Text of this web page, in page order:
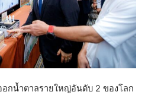
อกน้ำตาลรายใหญ่อันดับ 2 ของโลก